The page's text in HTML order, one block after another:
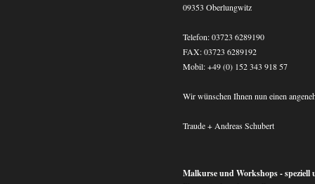
09353 Oberlungwitz
Telefon: 03723 6289190
FAX: 03723 6289192
Mobil: +49 (0) 152 343 918 57
Wir wünschen Ihnen nun einen
Traude + Andreas Schubert
Malkurse und Workshops - speziell